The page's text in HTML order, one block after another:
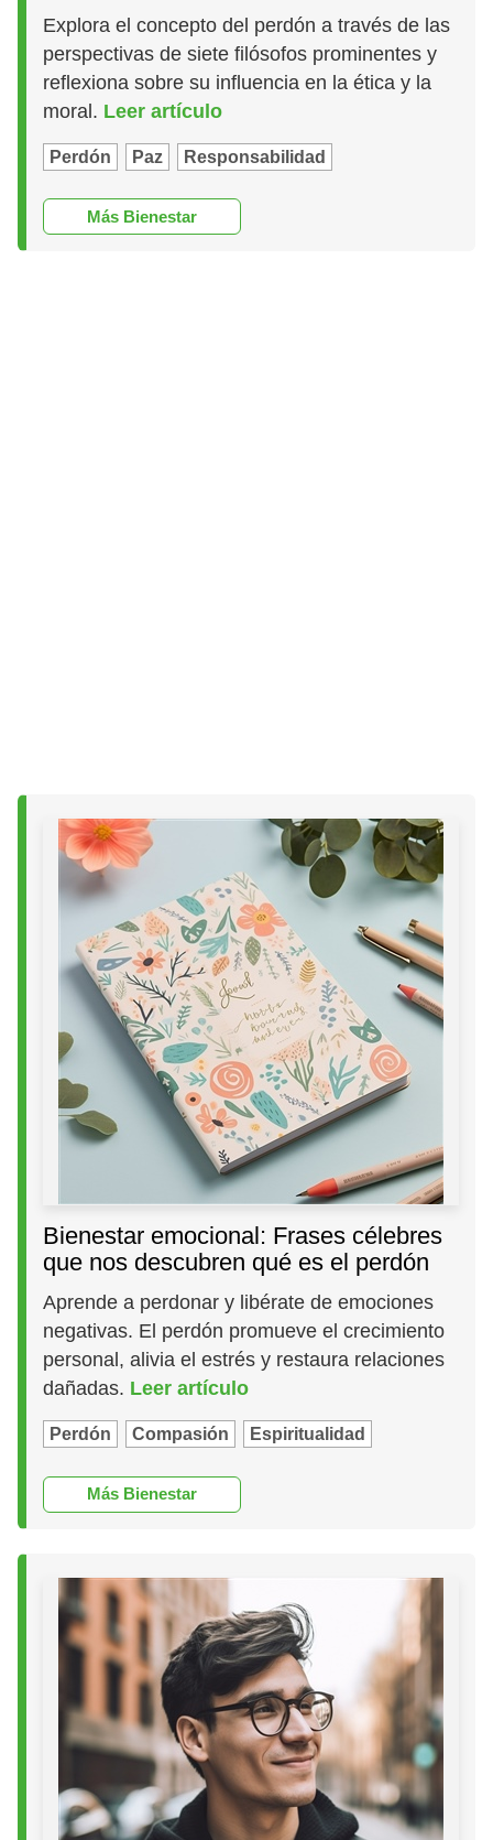
Explora el concepto del perdón a través de las
perspectivas de siete filósofos prominentes y
reflexiona sobre su influencia en la ética y la
moral. Leer artículo
Perdón Paz Responsabilidad
Más Bienestar
Bienestar emocional: Frases célebres
que nos descubren qué es el perdón
Aprende a perdonar y libérate de emociones
negativas. El perdón promueve el crecimiento
personal, alivia el estrés y restaura relaciones
dañadas. Leer artículo
Perdón Compasión Espiritualidad
Más Bienestar